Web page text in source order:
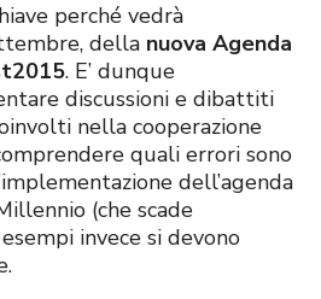
perché vedrà
della nuova Agenda
. E’ dunque
discussioni e dibattiti
nella cooperazione
quali errori sono
dell’agenda
(che scade
invece si devono